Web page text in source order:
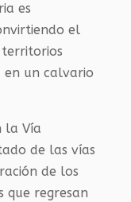
es
el
territorios
en un calvario
la Vía
de las vías
de los
que regresan